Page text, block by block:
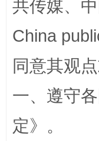
共传媒、
China
同意其观
一、遵守
定》。